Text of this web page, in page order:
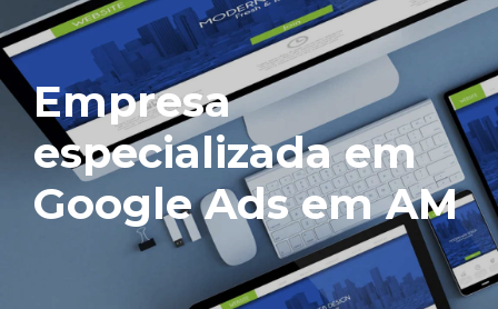
Empresa
especializada em
Google Ads em AM